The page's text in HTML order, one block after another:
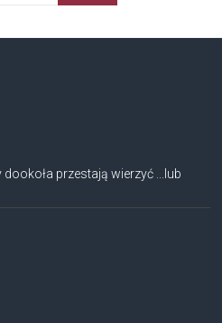
przestają wierzyć ...lub